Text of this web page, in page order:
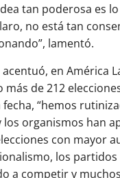
tan poderosa es
no está tan
lamentó.
en América
más de 212
fecha, “hemos
los organismos han
con mayor
los
a competir y